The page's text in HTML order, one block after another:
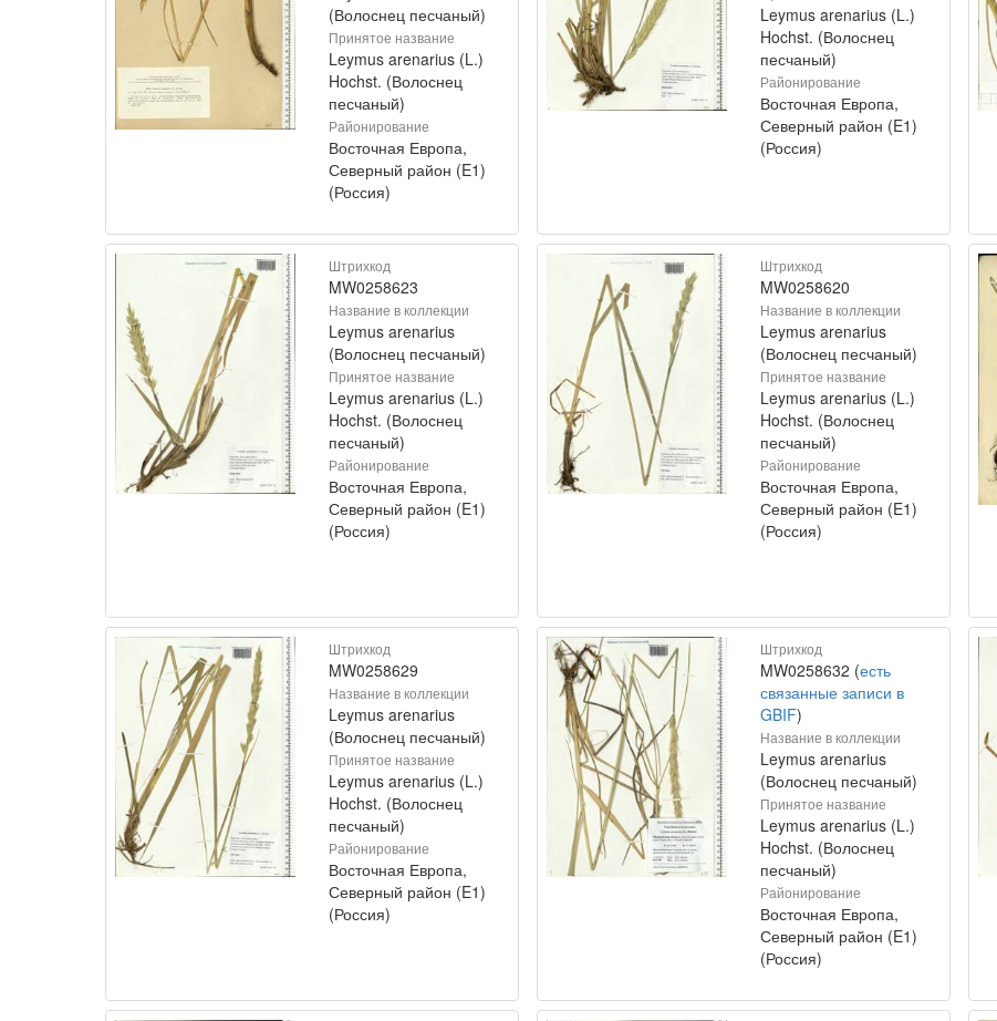
(Волоснец песчаный)
Принятое название
Leymus arenarius (L.)
Hochst. (Волоснец
песчаный)
Районирование
Восточная Европа,
Северный район (E1)
(Россия)
Leymus arenarius (L.)
Hochst. (Волоснец
песчаный)
Районирование
Восточная Европа,
Северный район (E1)
(Россия)
Штрихкод
MW0258623
Название в коллекции
Leymus arenarius
(Волоснец песчаный)
Принятое название
Leymus arenarius (L.)
Hochst. (Волоснец
песчаный)
Районирование
Восточная Европа,
Северный район (E1)
(Россия)
Штрихкод
MW0258620
Название в коллекции
Leymus arenarius
(Волоснец песчаный)
Принятое название
Leymus arenarius (L.)
Hochst. (Волоснец
песчаный)
Районирование
Восточная Европа,
Северный район (E1)
(Россия)
Штрихкод
MW0258629
Название в коллекции
Leymus arenarius
(Волоснец песчаный)
Принятое название
Leymus arenarius (L.)
Hochst. (Волоснец
песчаный)
Районирование
Восточная Европа,
Северный район (E1)
(Россия)
Штрихкод
MW0258632 (есть
связанные записи в
GBIF)
Название в коллекции
Leymus arenarius
(Волоснец песчаный)
Принятое название
Leymus arenarius (L.)
Hochst. (Волоснец
песчаный)
Районирование
Восточная Европа,
Северный район (E1)
(Россия)